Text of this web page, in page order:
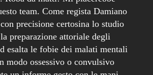
team. Come regista Damiano
precisione certosina lo studio
preparazione attoriale degli
esalta le fobie dei malati mentali
modo ossessivo o convulsivo